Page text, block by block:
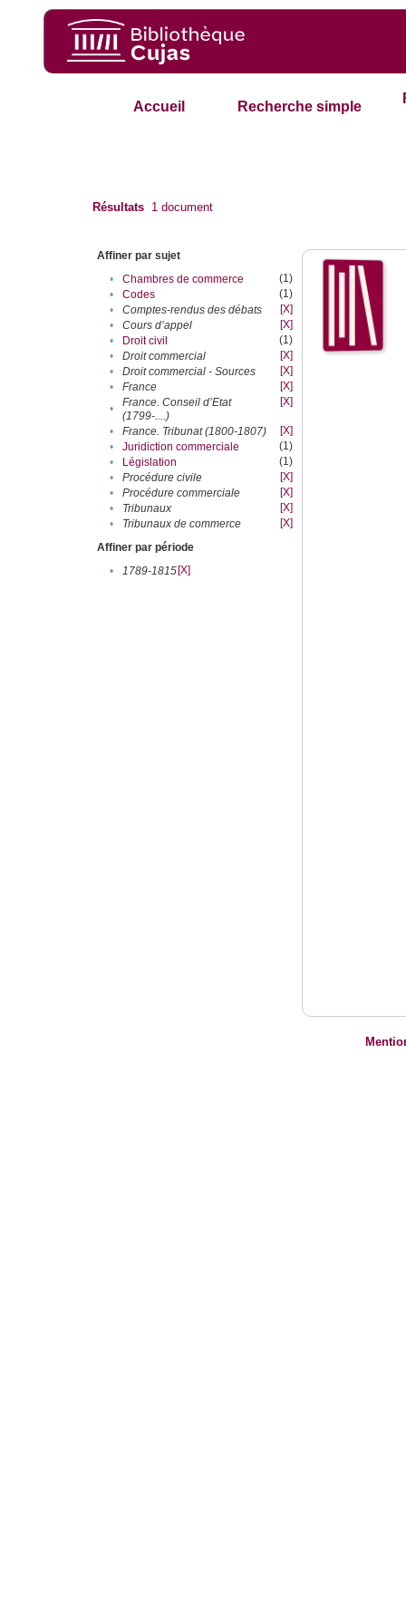
Accueil Recherche simple
Résultats 1 document
Affiner par sujet
•
Chambres de commerce
(1)
•
Codes
(1)
•
Comptes-rendus des débats
[X]
•
Cours d’appel
[X]
•
Droit civil
(1)
•
Droit commercial
[X]
•
Droit commercial - Sources
[X]
•
France
[X]
•
France. Conseil d’Etat
(1799-....)
[X]
• France. Tribunat (1800-1807)
[X]
•
Juridiction commerciale
(1)
•
Législation
(1)
•
Procédure civile
[X]
•
Procédure commerciale
[X]
•
Tribunaux
[X]
•
Tribunaux de commerce
[X]
Affiner par période
•
1789-1815[X]